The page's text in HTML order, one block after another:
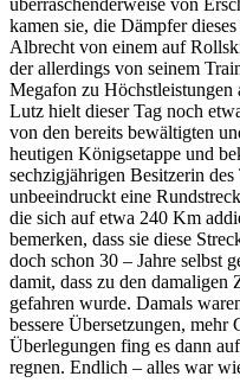
überraschenderweise von
kamen sie, die Dämpfer
Albrecht von einem auf
der allerdings von seinem
Megafon zu
Lutz hielt dieser Tag noch
von den bereits bewältigten
heutigen Königsetappe und
sechzigjährigen Besitzerin
unbeeindruckt eine
die sich auf etwa 240 Km
bemerken, dass sie diese
doch schon 30 – Jahre selbst
damit, dass zu den damaligen
gefahren wurde. Damals
bessere Übersetzungen, mehr
Überlegungen fing es dann
regnen. Endlich – alles war